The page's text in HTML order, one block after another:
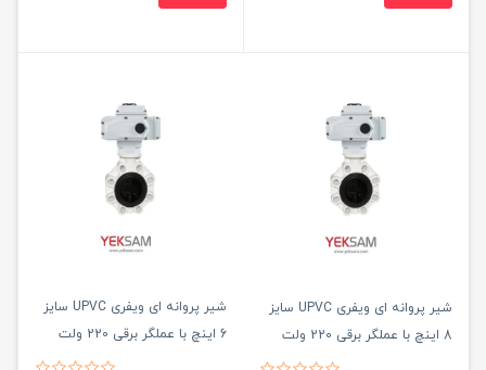
شیر پروانه ای ویفری UPVC سایز
8 اینچ با عملگر برقی 220 ولت
شیر پروانه ای ویفری UPVC سایز
6 اینچ با عملگر برقی 220 ولت